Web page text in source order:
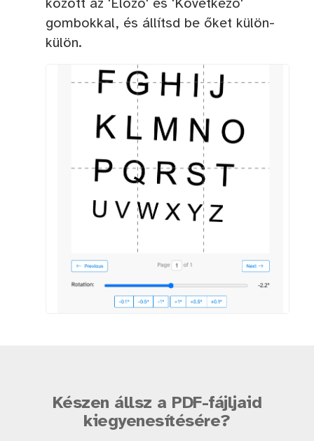
között az 'Előző' és 'Következő'
gombokkal, és állítsd be őket külön-
külön.
Készen állsz a PDF-fájljaid
kiegyenesítésére?